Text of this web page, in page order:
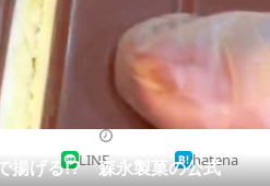
地域
教育・育児
リサーチ
揚げる!? 森永製菓の公式
LINE hatena